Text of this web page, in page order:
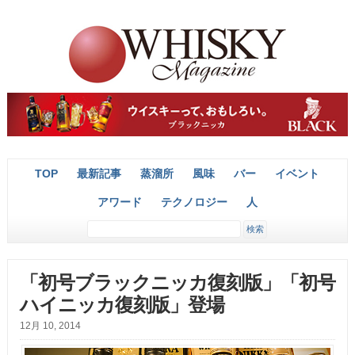
TOP 最新記事 蒸溜所 風味 バー イベント
アワード テクノロジー 人
「初号ブラックニッカ復刻版」「初号
ハイニッカ復刻版」登場
12月 10, 2014